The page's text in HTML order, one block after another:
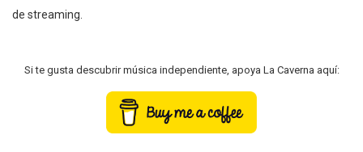
de streaming.
Si te gusta descubrir música independiente, apoya La Caverna aquí: